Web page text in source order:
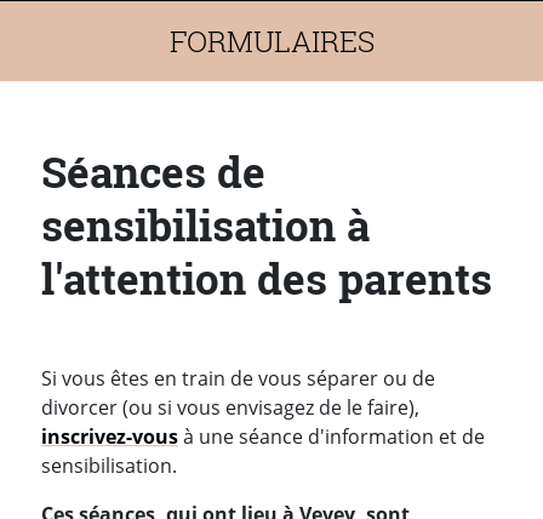
FORMULAIRES
Séances de
sensibilisation à
l'attention des parents
Si vous êtes en train de vous séparer ou de
divorcer (ou si vous envisagez de le faire),
inscrivez-vousà une séance d'information et de
sensibilisation.